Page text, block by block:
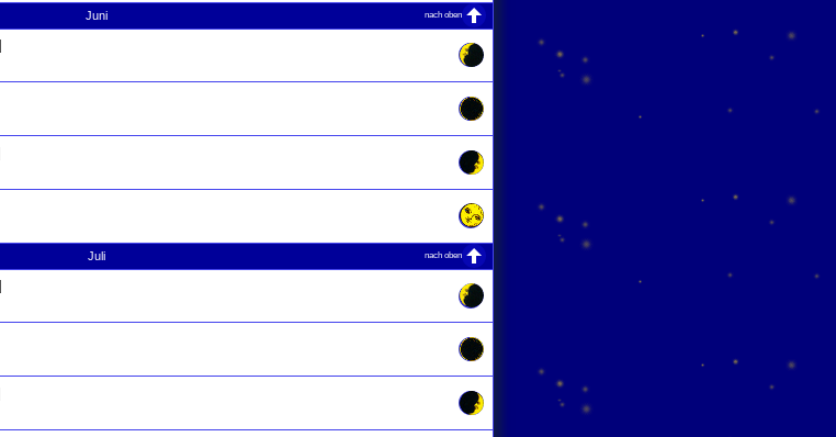
Juni nach oben
Juli nach oben